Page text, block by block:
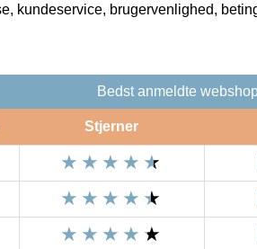
kundeservice, brugervenlighed,
Bedst anmeldte
Stjerner